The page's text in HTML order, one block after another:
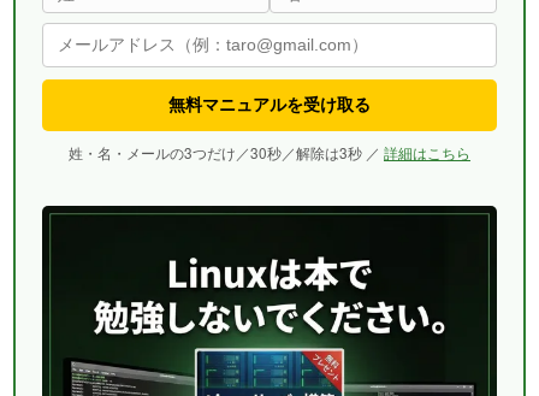
無料マニュアルを受け取る
姓・名・メールの3つだけ／30秒／解除は3秒 ／ 詳細はこちら